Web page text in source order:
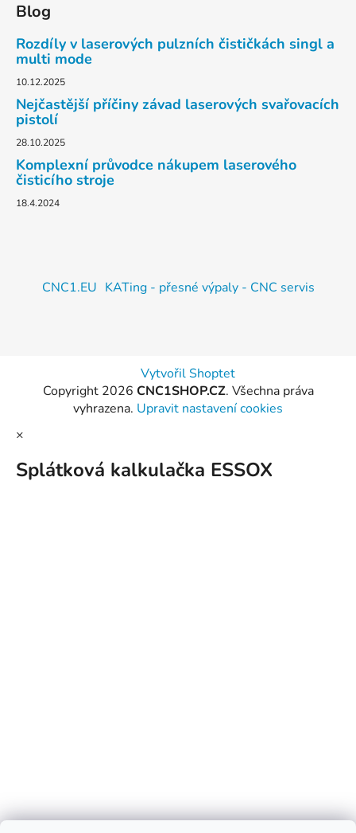
Blog
Rozdíly v laserových pulzních čističkách singl a
multi mode
10.12.2025
Nejčastější příčiny závad laserových svařovacích
pistolí
28.10.2025
Komplexní průvodce nákupem laserového
čisticího stroje
18.4.2024
CNC1.EU KATing - přesné výpaly - CNC servis
Vytvořil Shoptet
Copyright 2026 CNC1SHOP.CZ. Všechna práva
vyhrazena. Upravit nastavení cookies
×
Splátková kalkulačka ESSOX